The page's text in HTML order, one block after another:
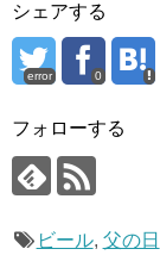
シェアする
error 0
フォローする
ビール, 父の日